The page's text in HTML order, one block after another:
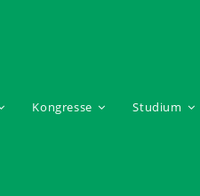
Kongresse Studium